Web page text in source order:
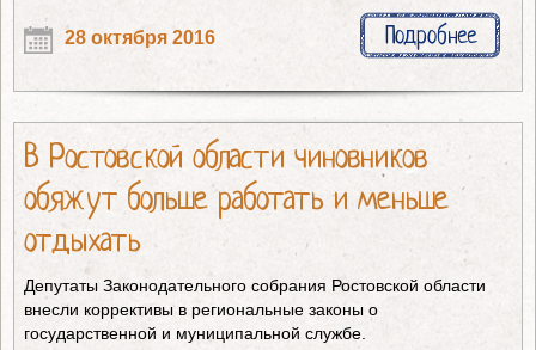
28 октября 2016 Подробнее
В Ростовской области чиновников
обяжут больше работать и меньше
отдыхать
Депутаты Законодательного собрания Ростовской области
внесли коррективы в региональные законы о
государственной и муниципальной службе.